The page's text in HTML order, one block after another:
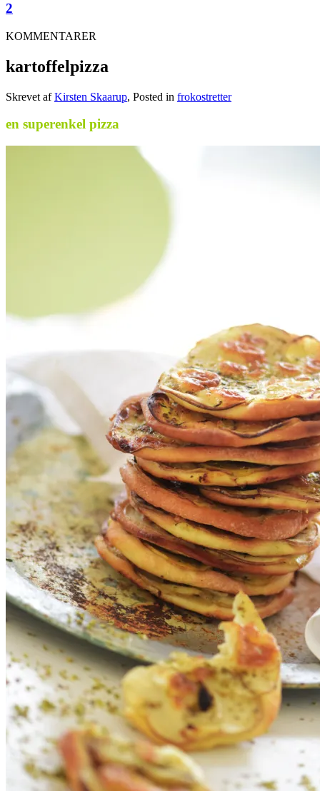
2
KOMMENTARER
kartoffelpizza
Skrevet afKirsten Skaarup, Posted in frokostretter
en superenkel pizza